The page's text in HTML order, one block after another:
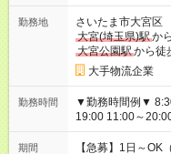
勤務地
さいたま市大宮区
大宮(埼玉県)駅か
大宮公園駅から徒
大手物流企業
勤務時間
▼勤務時間例▼ 8:30～17:30 9:00～17:00 9:00～18:00 10:00～
19:00 11:00～
22:00～31:00 上記以外にもシフトパターンあり！ 短時間の勤務
もご紹介できる場
期間
【急募】1日～OK